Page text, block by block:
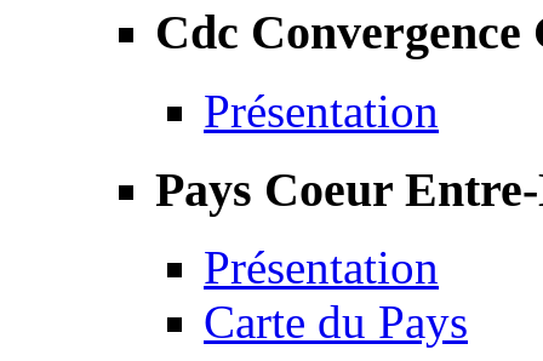
Cdc Convergence
Présentation
Pays Coeur
Présentation
Carte du Pays